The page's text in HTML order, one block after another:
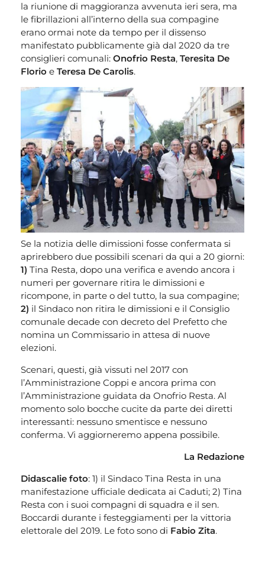
la riunione di maggioranza avvenuta ieri sera, ma
le fibrillazioni all’interno della sua compagine
erano ormai note da tempo per il dissenso
manifestato pubblicamente già dal 2020 da tre
consiglieri comunali: Onofrio Resta, Teresita De
Florio e Teresa De Carolis.
Se la notizia delle dimissioni fosse confermata si
aprirebbero due possibili scenari da qui a 20 giorni:
1) Tina Resta, dopo una verifica e avendo ancora i
numeri per governare ritira le dimissioni e
ricompone, in parte o del tutto, la sua compagine;
2) il Sindaco non ritira le dimissioni e il Consiglio
comunale decade con decreto del Prefetto che
nomina un Commissario in attesa di nuove
elezioni.
Scenari, questi, già vissuti nel 2017 con
l’Amministrazione Coppi e ancora prima con
l’Amministrazione guidata da Onofrio Resta. Al
momento solo bocche cucite da parte dei diretti
interessanti: nessuno smentisce e nessuno
conferma. Vi aggiorneremo appena possibile.
La Redazione
Didascalie foto: 1) il Sindaco Tina Resta in una
manifestazione ufficiale dedicata ai Caduti; 2) Tina
Resta con i suoi compagni di squadra e il sen.
Boccardi durante i festeggiamenti per la vittoria
elettorale del 2019. Le foto sono di Fabio Zita.